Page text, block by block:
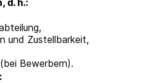
d. h.:
und Zustellbarkeit,
Bewerbern).